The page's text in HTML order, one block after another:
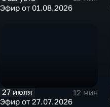
Эфир от 01.08.2026
27 июля
12 мин
Эфир от 27.07.2026